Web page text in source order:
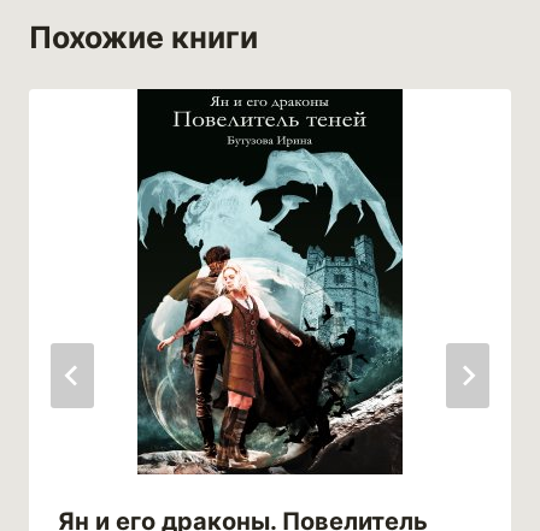
Похожие книги
Ян и его драконы. Повелитель